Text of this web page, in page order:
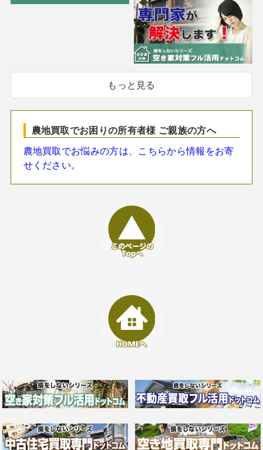
もっと見る
農地買取でお困りの所有者様 ご親族の方へ
農地買取でお悩みの方は、こちらから情報をお寄
せください。